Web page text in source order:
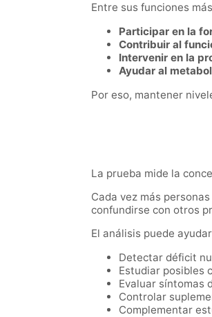
Entre sus funciones
Participar en la
Contribuir al
Intervenir en la
Ayudar al
Por eso, mantener
La prueba mide la
Cada vez más
confundirse con otros
El análisis puede
Detectar déficit
Estudiar posibles
Evaluar síntomas
Controlar
Complementar